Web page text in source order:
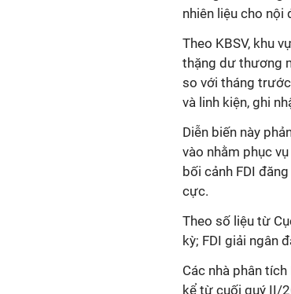
nhiên liệu cho nội
Theo KBSV, khu
thặng dư thương
so với tháng
và linh kiện, ghi
Diễn biến này
vào nhằm phục
bối cảnh FDI
cực.
Theo số liệu từ
kỳ; FDI giải ngân
Các nhà phân
kể từ cuối quý II/